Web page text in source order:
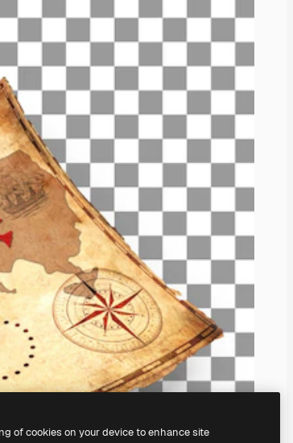
of cookies on your device to enhance site